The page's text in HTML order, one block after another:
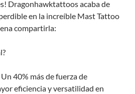
Dragonhawktattoos acaba de
en la increíble Mast Tattoo
compartirla:
40% más de fuerza de
eficiencia y versatilidad en